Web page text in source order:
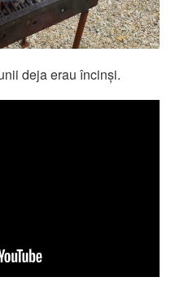
deja erau încinși.